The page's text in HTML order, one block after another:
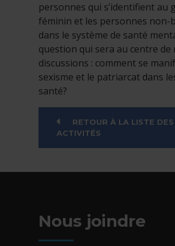
personnes qui s’identifient au
féminin et les personnes non-
dans le système de santé
question qui sera au centre de
discussions : comment se
sexisme et le patriarcat dans
santé?
RETOUR À LA LISTE DES
ACTIVITÉS
Nous joindre